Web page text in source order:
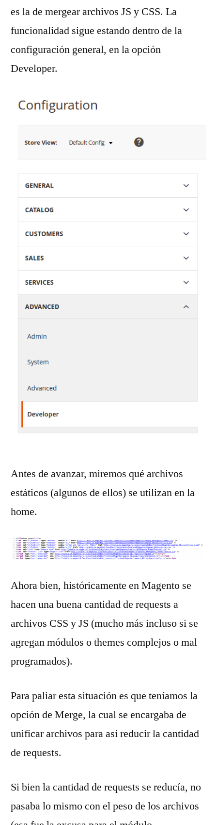
es la de mergear archivos JS y CSS. La
funcionalidad sigue estando dentro de la
configuración general, en la opción
Developer.
Antes de avanzar, miremos qué archivos
estáticos (algunos de ellos) se utilizan en la
home.
Ahora bien, históricamente en Magento se
hacen una buena cantidad de requests a
archivos CSS y JS (mucho más incluso si se
agregan módulos o themes complejos o mal
programados).
Para paliar esta situación es que teníamos la
opción de Merge, la cual se encargaba de
unificar archivos para así reducir la cantidad
de requests.
Si bien la cantidad de requests se reducía, no
pasaba lo mismo con el peso de los archivos